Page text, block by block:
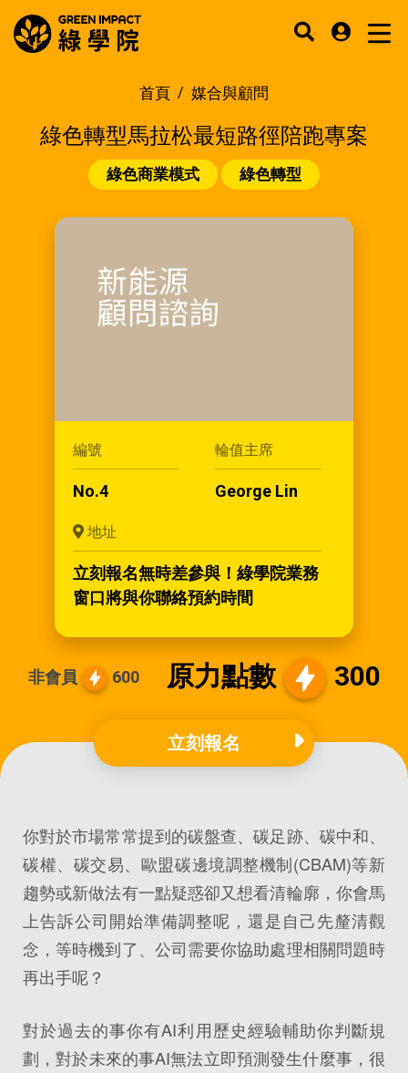
首頁 媒合與顧問
綠色轉型馬拉松最短路徑陪跑專案
綠色商業模式 綠色轉型
編號
No.4
輪值主席
George Lin
地址
立刻報名無時差參與！綠學院業務
窗口將與你聯絡預約時間
非會員 600 原力點數 300
立刻報名
你對於市場常常提到的碳盤查、碳足跡、碳中和、
碳權、碳交易、歐盟碳邊境調整機制(CBAM)等新
趨勢或新做法有一點疑惑卻又想看清輪廓，你會馬
上告訴公司開始準備調整呢，還是自己先釐清觀
念，等時機到了、公司需要你協助處理相關問題時
再出手呢？
對於過去的事你有AI利用歷史經驗輔助你判斷規
劃，對於未來的事AI無法立即預測發生什麼事，很